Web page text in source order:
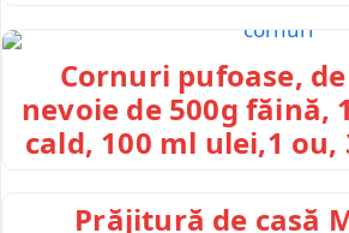
Cornuri pufoase, de
nevoie de 500g făină,
cald, 100 ml ulei,1
Prăjitură de casă